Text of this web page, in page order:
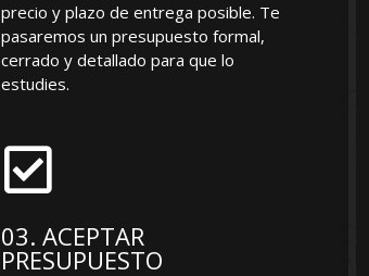
precio y plazo de entrega posible. Te
pasaremos un presupuesto formal,
cerrado y detallado para que lo
estudies.
03. ACEPTAR
PRESUPUESTO